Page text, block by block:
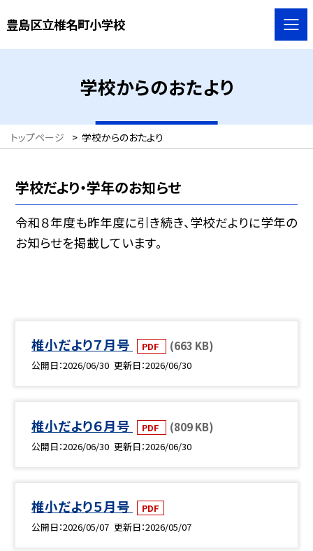
豊島区立椎名町小学校
学校からのおたより
トップページ > 学校からのおたより
学校だより・学年のお知らせ
令和８年度も昨年度に引き続き、学校だよりに学年の
お知らせを掲載しています。
椎小だより７月号 PDF (663 KB)
公開日 2026/06/30 更新日 2026/06/30
椎小だより６月号 PDF (809 KB)
公開日 2026/06/30 更新日 2026/06/30
椎小だより５月号
PDF
公開日 2026/05/07 更新日 2026/05/07